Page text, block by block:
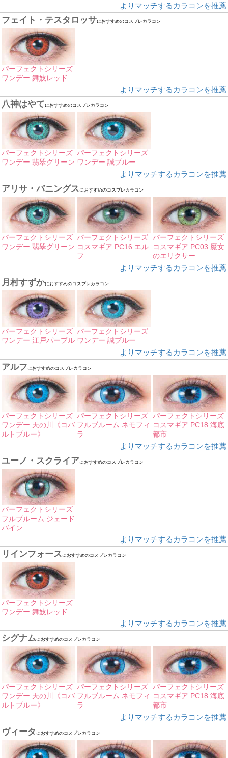
よりマッチするカラコンを推薦
フェイト・テスタロッサにおすすめのコスプレカラコン
パーフェクトシリーズ
ワンデー 舞妓レッド
よりマッチするカラコンを推薦
八神はやてにおすすめのコスプレカラコン
パーフェクトシリーズ
ワンデー 翡翠グリーン
パーフェクトシリーズ
ワンデー 誠ブルー
よりマッチするカラコンを推薦
アリサ・バニングスにおすすめのコスプレカラコン
パーフェクトシリーズ
ワンデー 翡翠グリーン
パーフェクトシリーズ
コスマギア PC16 エル
フ
パーフェクトシリーズ
コスマギア PC03 魔女
のエリクサー
よりマッチするカラコンを推薦
月村すずかにおすすめのコスプレカラコン
パーフェクトシリーズ
ワンデー 江戸パープル
パーフェクトシリーズ
ワンデー 誠ブルー
よりマッチするカラコンを推薦
アルフにおすすめのコスプレカラコン
パーフェクトシリーズ
ワンデー 天の川《コバ
ルトブルー》
パーフェクトシリーズ
フルブルーム ネモフィ
ラ
パーフェクトシリーズ
コスマギア PC18 海底
都市
よりマッチするカラコンを推薦
ユーノ・スクライアにおすすめのコスプレカラコン
パーフェクトシリーズ
フルブルーム ジェード
バイン
よりマッチするカラコンを推薦
リインフォースにおすすめのコスプレカラコン
パーフェクトシリーズ
ワンデー 舞妓レッド
よりマッチするカラコンを推薦
シグナムにおすすめのコスプレカラコン
パーフェクトシリーズ
ワンデー 天の川《コバ
ルトブルー》
パーフェクトシリーズ
フルブルーム ネモフィ
ラ
パーフェクトシリーズ
コスマギア PC18 海底
都市
よりマッチするカラコンを推薦
ヴィータ におすすめのコスプレカラコン